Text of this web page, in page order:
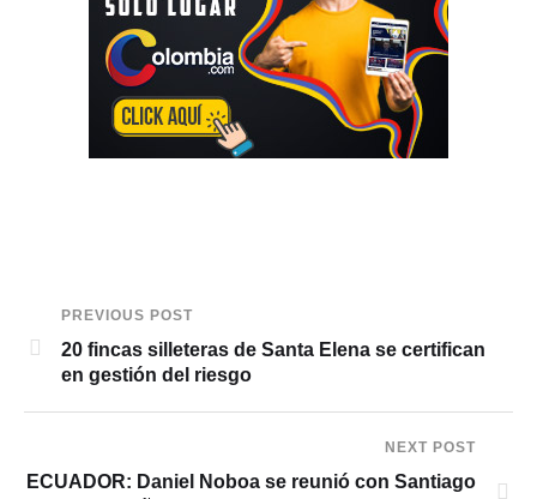
PREVIOUS POST
20 fincas silleteras de Santa Elena se certifican
en gestión del riesgo
NEXT POST
ECUADOR: Daniel Noboa se reunió con Santiago